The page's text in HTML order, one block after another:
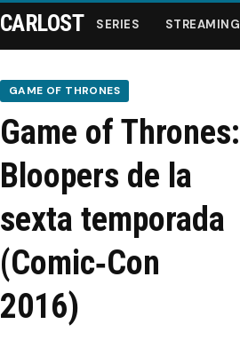
Series
Streaming
Recomendaciones
Webisodios
CARLOST SERIES STREAMING
GAME OF THRONES
Game of Thrones:
Bloopers de la
sexta temporada
(Comic‑Con
2016)